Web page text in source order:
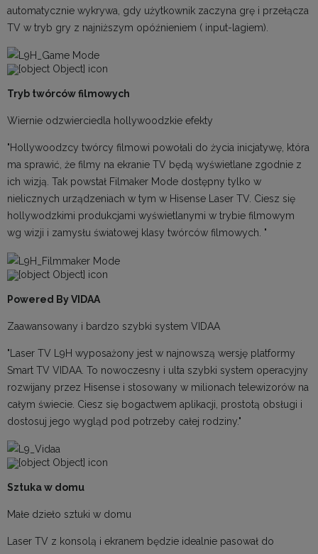
automatycznie wykrywa, gdy użytkownik zaczyna grę i przełącza
TV w tryb gry z najniższym opóźnieniem ( input-lagiem).
Tryb twórców filmowych
Wiernie odzwierciedla hollywoodzkie efekty
"Hollywoodzcy twórcy filmowi powołali do życia inicjatywę, która
ma sprawić, że filmy na ekranie TV będą wyświetlane zgodnie z
ich wizją. Tak powstał Filmaker Mode dostępny tylko w
nielicznych urządzeniach w tym w Hisense Laser TV. Ciesz się
hollywodzkimi produkcjami wyświetlanymi w trybie filmowym
wg wizji i zamysłu światowej klasy twórców filmowych. "
Powered By VIDAA
Zaawansowany i bardzo szybki system VIDAA
"Laser TV L9H wyposażony jest w najnowszą wersję platformy
Smart TV VIDAA. To nowoczesny i ulta szybki system operacyjny
rozwijany przez Hisense i stosowany w milionach telewizorów na
całym świecie. Ciesz się bogactwem aplikacji, prostotą obsługi i
dostosuj jego wygląd pod potrzeby całej rodziny."
Sztuka w domu
Małe dzieło sztuki w domu
Laser TV z konsolą i ekranem będzie idealnie pasował do